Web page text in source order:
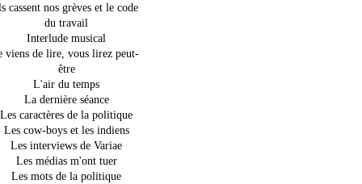
cassent nos grèves et le code
du travail
Interlude musical
viens de lire, vous lirez peut-
être
L'air du temps
La dernière séance
Les caractères de la politique
Les cow-boys et les indiens
Les interviews de Variae
Les médias m'ont tuer
Les mots de la politique